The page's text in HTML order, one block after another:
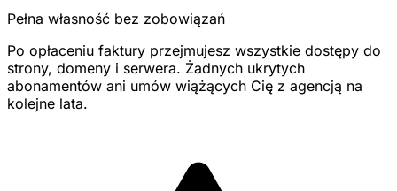
Pełna własność bez zobowiązań
Po opłaceniu faktury przejmujesz wszystkie dostępy do
strony, domeny i serwera. Żadnych ukrytych
abonamentów ani umów wiążących Cię z agencją na
kolejne lata.